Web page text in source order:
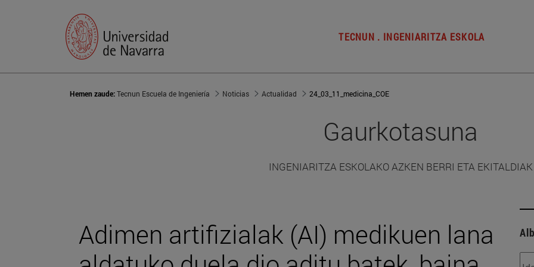
TECNUN . INGENIARITZA ESKOLA
Hemen zaude:Tecnun Escuela de Ingeniería Noticias Actualidad 24_03_11_medicina_COE
Gaurkotasuna
INGENIARITZA ESKOLAKO AZKEN BERRI ETA EKITALDIAK
Adimen artifizialak (AI) medikuen lana